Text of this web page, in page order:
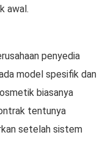
awal.
penyedia
model spesifik dan
biasanya
tentunya
setelah sistem